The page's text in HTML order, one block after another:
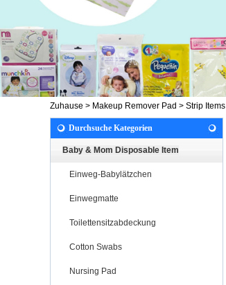
Zuhause > Makeup Remover Pad > Strip Items
Durchsuche Kategorien
Baby & Mom Disposable Item
Einweg-Babylätzchen
Einwegmatte
Toilettensitzabdeckung
Cotton Swabs
Nursing Pad